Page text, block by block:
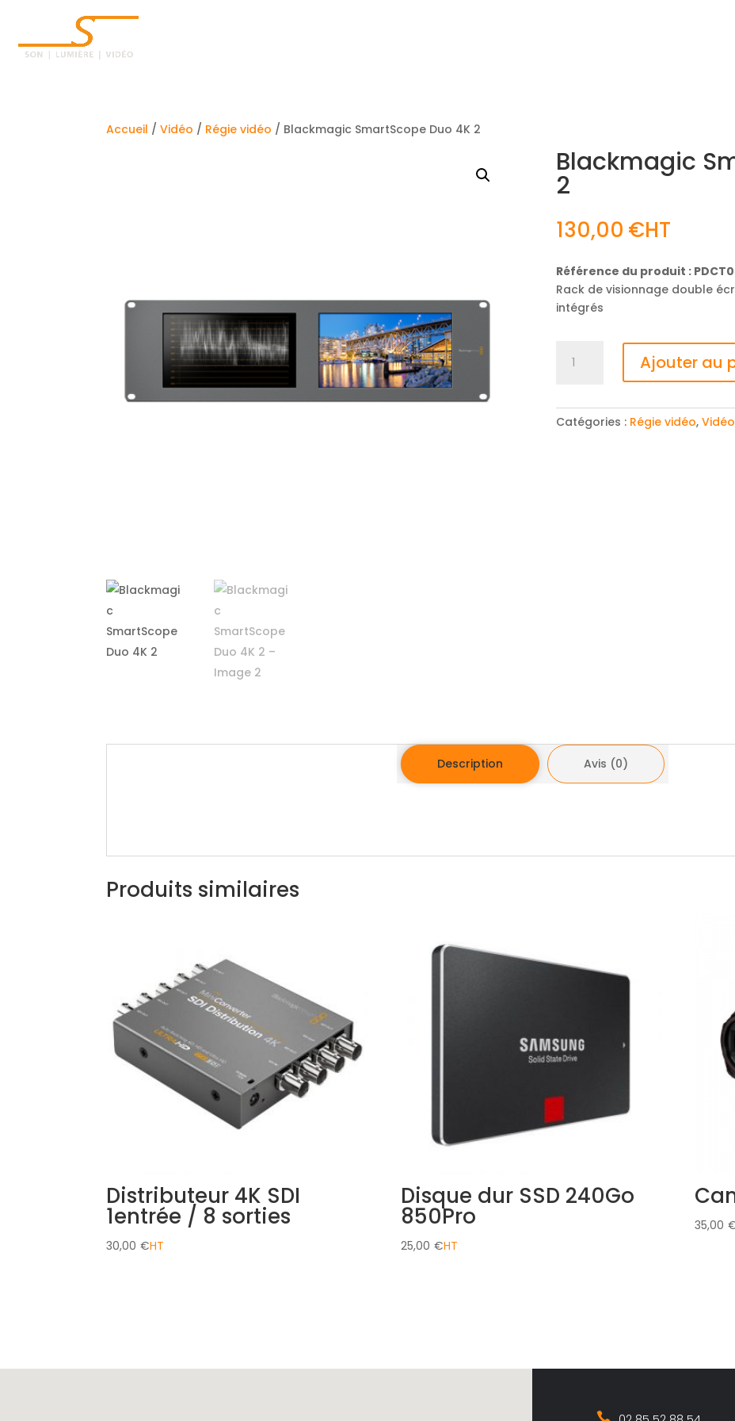
Accueil /Vidéo / Régie vidéo / Blackmagic SmartScope Duo 4K 2
Blackmagic
2
130,00 €
Référence du produit :
Rack de visionnage double
intégrés
Blackmagic
Duo
Ajouter au
Catégories : Régie vidéo, Vidéo
Description Avis (0)
Produits similaires
Distributeur 4K SDI
1entrée / 8 sorties
30,00 €
Disque dur SSD 240Go
850Pro
25,00 €
35,00